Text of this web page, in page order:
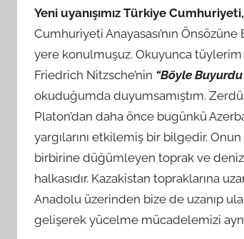
Yeni uyanışımız Türkiye
Cumhuriyeti Anayasası’nın
yere konulmuşuz. Okuyunca
Friedrich Nitzsche’nin “Böyle
okuduğumda duyumsamıştım.
Platon’dan daha önce bugünkü
yargılarını etkilemiş bir bilgedir.
birbirine düğümleyen toprak ve deniz
halkasıdır. Kazakistan topraklarına
Anadolu üzerinden bize de uzanıp
gelişerek yücelme mücadelemizi